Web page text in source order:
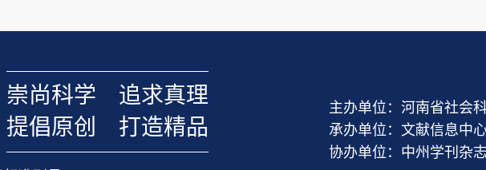
崇尚科学 追求真理
提倡原创 打造精品
主办单位：河南省社会
承办单位：文献信息中
协办单位：中州学刊杂